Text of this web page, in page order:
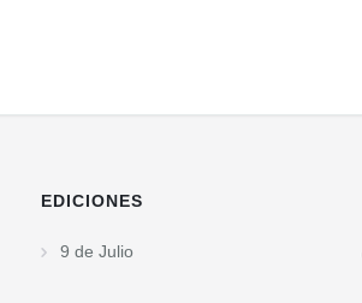
EDICIONES
9 de Julio